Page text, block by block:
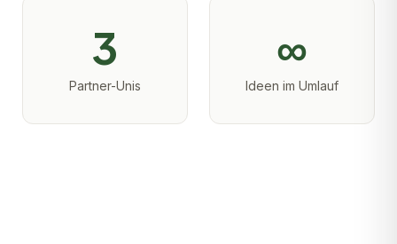
3
Partner-Unis
∞
Ideen im Umlauf